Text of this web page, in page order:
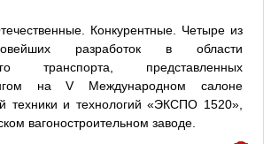
Конкурентные. Четыре из
разработок в области
транспорта, представленных
на V Международном салоне
техники и технологий «ЭКСПО 1520»,
вагоностроительном заводе.